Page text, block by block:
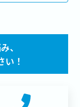
、
！